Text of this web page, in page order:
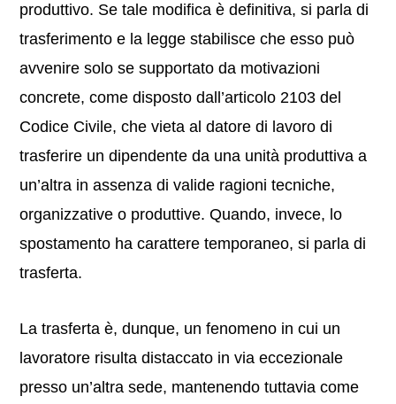
produttivo. Se tale modifica è definitiva, si parla di
trasferimento e la legge stabilisce che esso può
avvenire solo se supportato da motivazioni
concrete, come disposto dall’articolo 2103 del
Codice Civile, che vieta al datore di lavoro di
trasferire un dipendente da una unità produttiva a
un’altra in assenza di valide ragioni tecniche,
organizzative o produttive. Quando, invece, lo
spostamento ha carattere temporaneo, si parla di
trasferta.
La trasferta è, dunque, un fenomeno in cui un
lavoratore risulta distaccato in via eccezionale
presso un’altra sede, mantenendo tuttavia come